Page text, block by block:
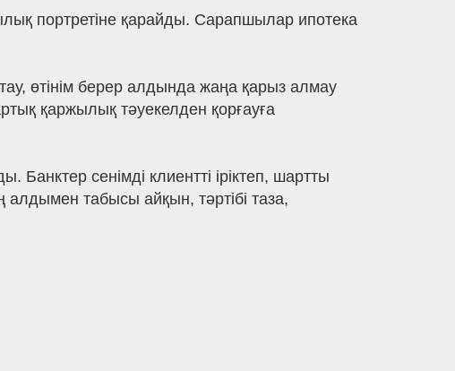
портретіне қарайды. Сарапшылар ипотека
өтінім берер алдында жаңа қарыз алмау
қаржылық тәуекелден қорғауға
сенімді клиентті іріктеп, шартты
алдымен табысы айқын, тәртібі таза,